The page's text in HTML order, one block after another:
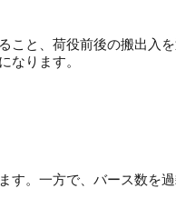
と、荷役前後の搬出入
なります。
す。 一方で、バース数を